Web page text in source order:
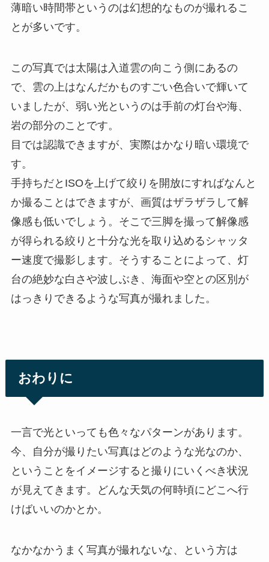
薄暗い時間帯というのは幻想的なものが撮れるこ
とが多いです。
この写真では太陽は入道雲の向こう側にあるの
で、雲の上はなんだかものすごい色合いで輝いて
いましたが、弱い光というのは手前の灯台や海、
岩の部分のことです。
目では認識できますが、実際はかなり暗い環境で
す。
手持ちだとISOを上げて絞りを開放にすればなんと
か撮ることはできますが、画質はザラザラして解
像感も低いでしょう。そこで三脚を撮って解像感
が得られる絞りと十分な光を取り込めるシャッタ
ー速度で撮影します。そうすることによって、灯
台の絶妙な白さや波しぶき、海面や空との区別が
はっきりできるような写真が撮れました。
おわりに
一言で光といっても色々なパターンがあります。
今、自分が撮りたい写真はどのような光なのか、
ということをイメージすると撮りにいくべき状況
が見えてきます。どんな天気の何時頃にどこへ行
けばいいのかとか。
なかなかうまく写真が撮れないな、という方は